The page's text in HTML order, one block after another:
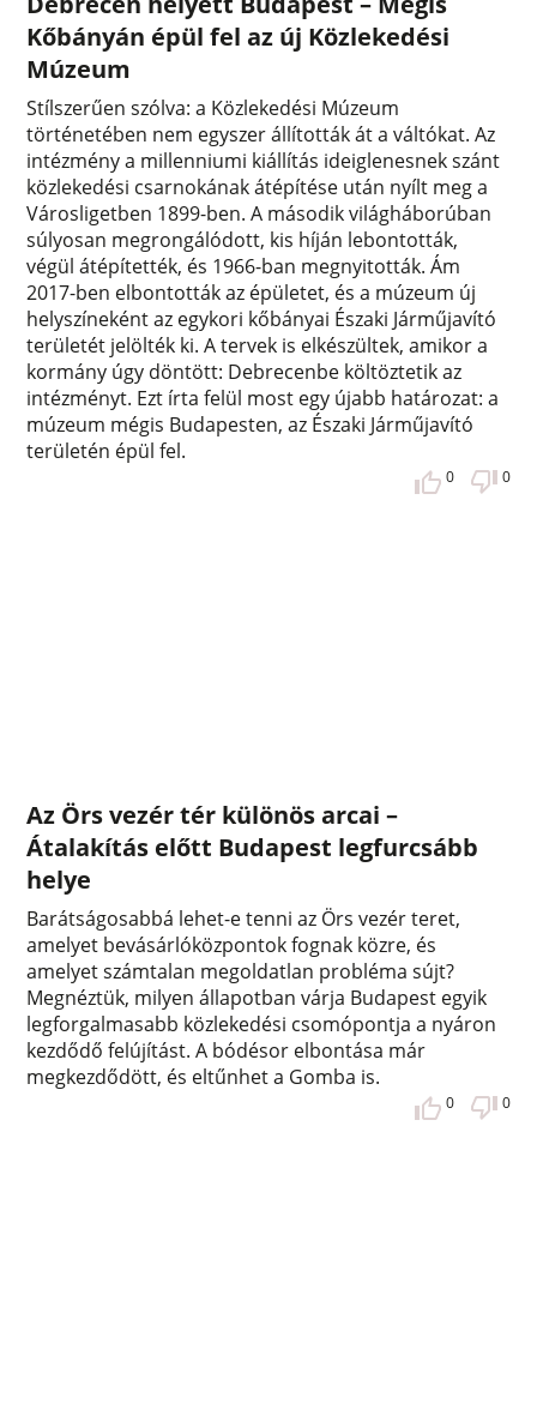
Kőbányán épül fel az új Közlekedési
Múzeum
Stílszerűen szólva: a Közlekedési Múzeum
történetében nem egyszer állították át a váltókat. Az
intézmény a millenniumi kiállítás ideiglenesnek szánt
közlekedési csarnokának átépítése után nyílt meg a
Városligetben 1899-ben. A második világháborúban
súlyosan megrongálódott, kis híján lebontották,
végül átépítették, és 1966-ban megnyitották. Ám
2017-ben elbontották az épületet, és a múzeum új
helyszíneként az egykori kőbányai Északi Járműjavító
területét jelölték ki. A tervek is elkészültek, amikor a
kormány úgy döntött: Debrecenbe költöztetik az
intézményt. Ezt írta felül most egy újabb határozat: a
múzeum mégis Budapesten, az Északi Járműjavító
területén épül fel.
0 0
Az Örs vezér tér különös arcai –
Átalakítás előtt Budapest legfurcsább
helye
Barátságosabbá lehet-e tenni az Örs vezér teret,
amelyet bevásárlóközpontok fognak közre, és
amelyet számtalan megoldatlan probléma sújt?
Megnéztük, milyen állapotban várja Budapest egyik
legforgalmasabb közlekedési csomópontja a nyáron
kezdődő felújítást. A bódésor elbontása már
megkezdődött, és eltűnhet a Gomba is.
0 0